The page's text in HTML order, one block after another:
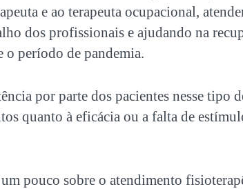
e ao terapeuta ocupacional,
dos profissionais e ajudando na
o período de pandemia.
por parte dos pacientes nesse tipo
quanto à eficácia ou a falta de
pouco sobre o atendimento